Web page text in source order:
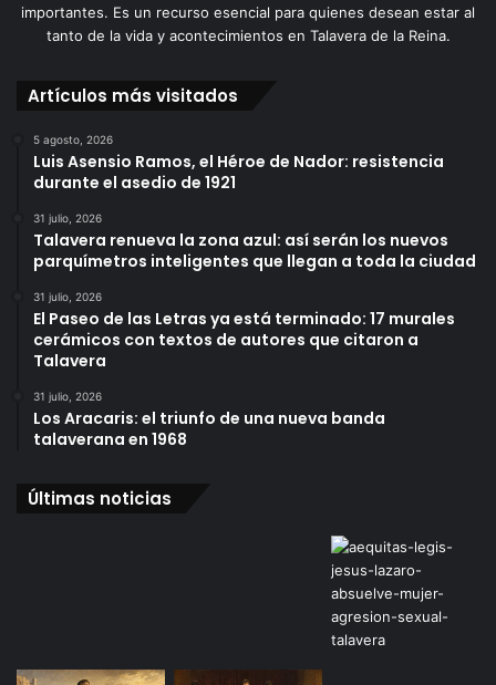
importantes. Es un recurso esencial para quienes desean estar al
tanto de la vida y acontecimientos en Talavera de la Reina.
Artículos más visitados
5 agosto, 2026
Luis Asensio Ramos, el Héroe de Nador: resistencia
durante el asedio de 1921
31 julio, 2026
Talavera renueva la zona azul: así serán los nuevos
parquímetros inteligentes que llegan a toda la ciudad
31 julio, 2026
El Paseo de las Letras ya está terminado: 17 murales
cerámicos con textos de autores que citaron a
Talavera
31 julio, 2026
Los Aracaris: el triunfo de una nueva banda
talaverana en 1968
Últimas noticias